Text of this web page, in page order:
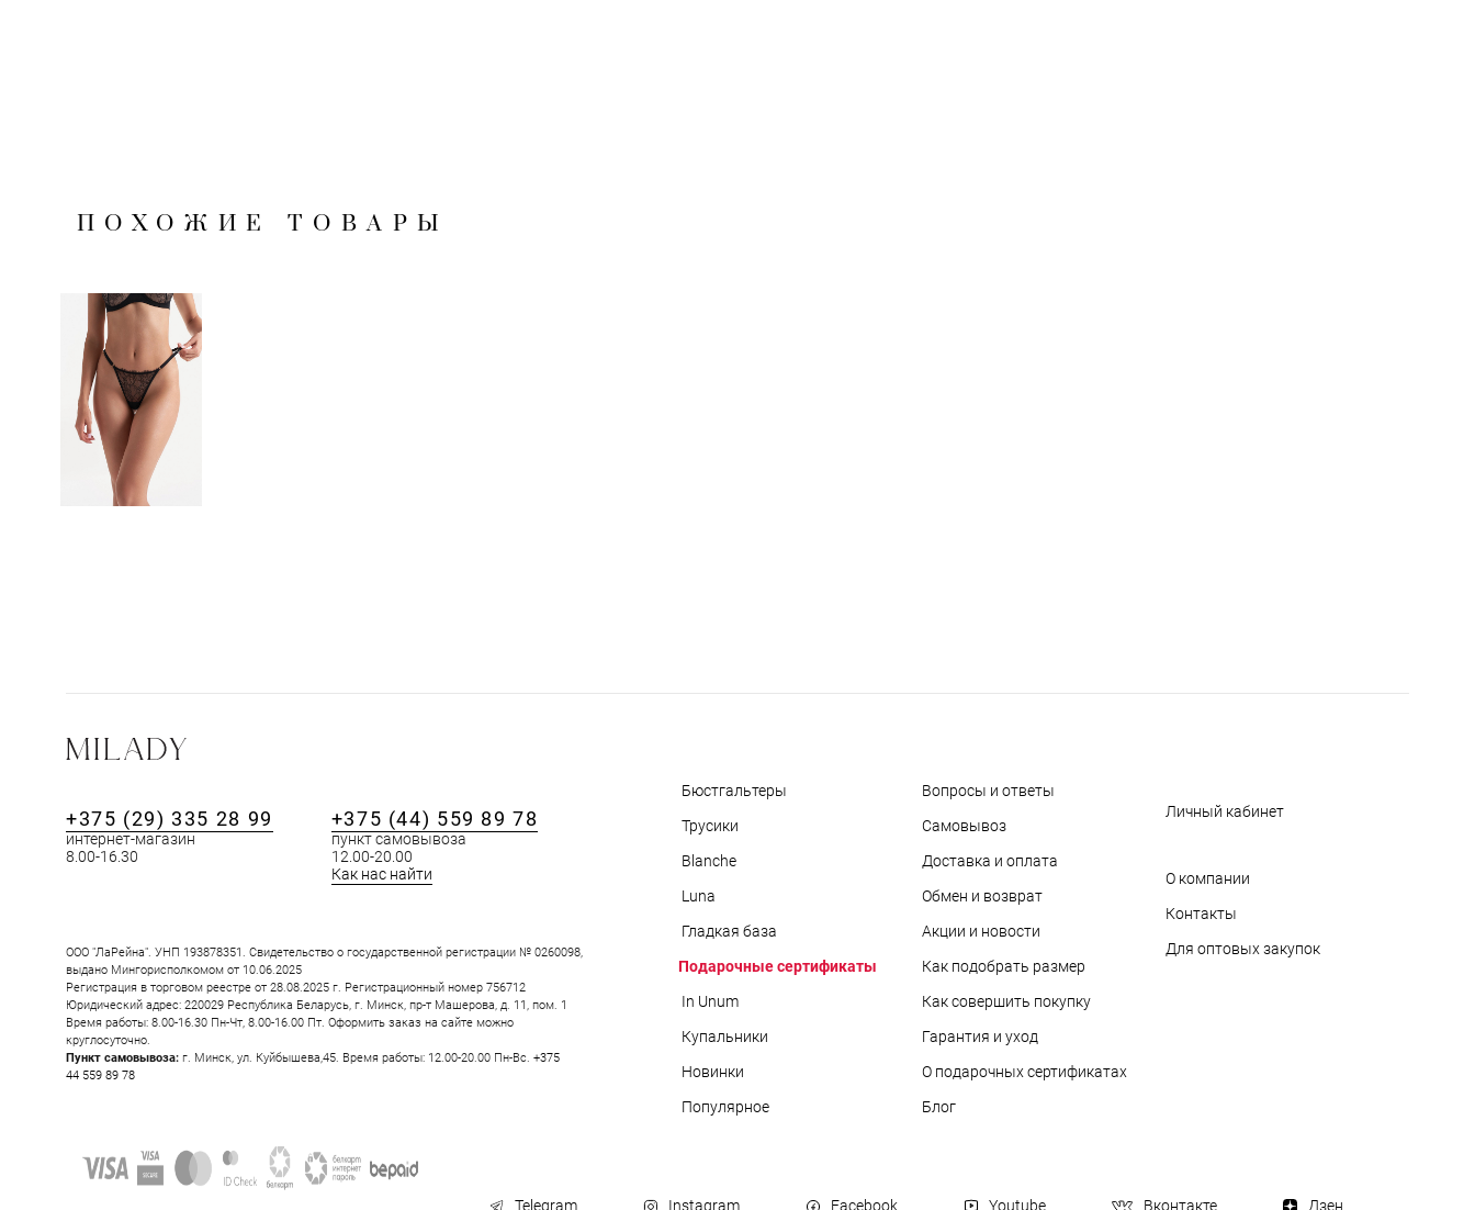
ПОХОЖИЕ ТОВАРЫ
+375 (29) 335 28 99
интернет-магазин
8.00-16.30
+375 (44) 559 89 78
пункт самовывоза
12.00-20.00
Как нас найти
ООО "ЛаРейна". УНП 193878351. Свидетельство о государственной регистрации № 0260098,
выдано Мингорисполкомом от 10.06.2025
Регистрация в торговом реестре от 28.08.2025 г. Регистрационный номер 756712
Юридический адрес: 220029 Республика Беларусь, г. Минск, пр-т Машерова, д. 11, пом. 1
Время работы: 8.00-16.30 Пн-Чт, 8.00-16.00 Пт. Оформить заказ на сайте можно
круглосуточно.
Пункт самовывоза: г. Минск, ул. Куйбышева,45. Время работы: 12.00-20.00 Пн-Вс. +375
44 559 89 78
Бюстгальтеры
Трусики
Blanche
Luna
Гладкая база
Подарочные сертификаты
In Unum
Купальники
Новинки
Популярное
Вопросы и ответы
Самовывоз
Доставка и оплата
Обмен и возврат
Акции и новости
Как подобрать размер
Как совершить покупку
Гарантия и уход
О подарочных сертификатах
Блог
Личный кабинет
О компании
Контакты
Для оптовых закупок
Telegram Instagram Facebook Youtube Вконтакте Дзен